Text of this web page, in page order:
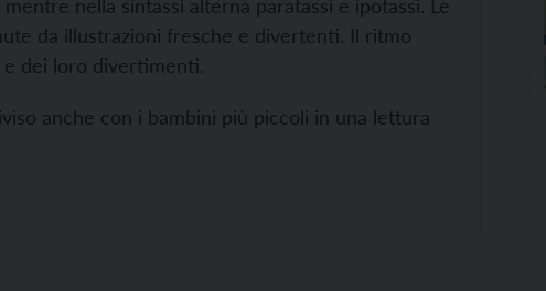
nella sintassi alterna paratassi e ipotassi. Le
da illustrazioni fresche e divertenti. Il ritmo
e dei loro divertimenti.
anche con i bambini più piccoli in una lettura